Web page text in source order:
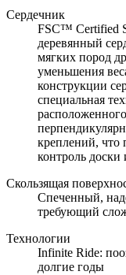
Сердечник
FSC™ Certified
деревянный
мягких пород
уменьшения
конструкции
специальная
креплений, что
контроль доски
Скользящая
Спеченный,
требующий
Технологии
Infinite Ride:
долгие годы